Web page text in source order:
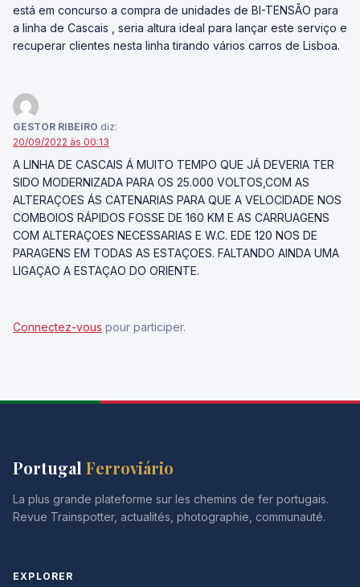
está em concurso a compra de unidades de BI-TENSÃO para
a linha de Cascais , seria altura ideal para lançar este serviço e
recuperar clientes nesta linha tirando vários carros de Lisboa.
GESTOR RIBEIRO diz:
20/09/2022 às 00:13
A LINHA DE CASCAIS Á MUITO TEMPO QUE JÁ DEVERIA TER
SIDO MODERNIZADA PARA OS 25.000 VOLTOS,COM AS
ALTERAÇOES ÁS CATENARIAS PARA QUE A VELOCIDADE NOS
COMBOIOS RÁPIDOS FOSSE DE 160 KM E AS CARRUAGENS
COM ALTERAÇOES NECESSARIAS E W.C. EDE 120 NOS DE
PARAGENS EM TODAS AS ESTAÇOES. FALTANDO AINDA UMA
LIGAÇAO A ESTAÇAO DO ORIENTE.
Connectez-vous pour participer.
Portugal Ferroviário
La plus grande plateforme sur les chemins de fer portugais.
Revue Trainspotter, actualités, photographie, communauté.
EXPLORER